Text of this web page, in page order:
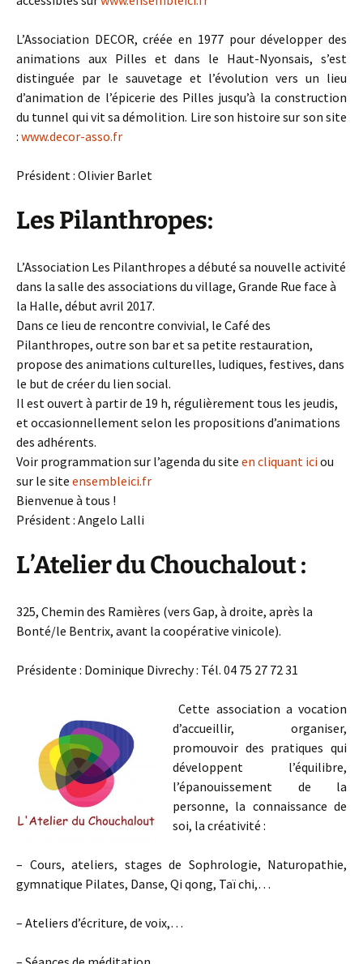
L’Association DECOR, créée en 1977 pour développer des
animations aux Pilles et dans le Haut-Nyonsais, s’est
distinguée par le sauvetage et l’évolution vers un lieu
d’animation de l’épicerie des Pilles jusqu’à la construction
du tunnel qui vit sa démolition. Lire son histoire sur son site
: www.decor-asso.fr
Président : Olivier Barlet
Les Pilanthropes:
L’Association Les Pilanthropes a débuté sa nouvelle activité
dans la salle des associations du village, Grande Rue face à
la Halle, début avril 2017.
Dans ce lieu de rencontre convivial, le Café des
Pilanthropes, outre son bar et sa petite restauration,
propose des animations culturelles, ludiques, festives, dans
le but de créer du lien social.
Il est ouvert à partir de 19 h, régulièrement tous les jeudis,
et occasionnellement selon les propositions d’animations
des adhérents.
Voir programmation sur l’agenda du site en cliquant iciou
sur le site ensembleici.fr
Bienvenue à tous !
Président : Angelo Lalli
L’Atelier du Chouchalout :
325, Chemin des Ramières (vers Gap, à droite, après la
Bonté/le Bentrix, avant la coopérative vinicole).
Présidente : Dominique Divrechy : Tél. 04 75 27 72 31
Cette association a vocation
d’accueillir, organiser,
promouvoir des pratiques qui
développent l’équilibre,
l’épanouissement de la
personne, la connaissance de
soi, la créativité :
– Cours, ateliers, stages de Sophrologie, Naturopathie,
gymnatique Pilates, Danse, Qi qong, Taï chi,…
– Ateliers d’écriture, de voix,…